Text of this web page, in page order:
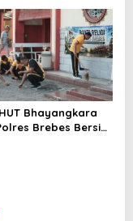
Jateng Jadi
Bhayangkara
Brebes Bersih-